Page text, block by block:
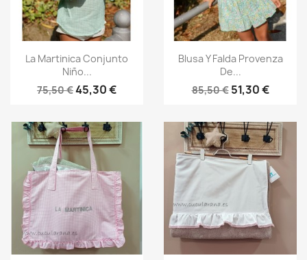
Vista rápida
La Martinica Conjunto
Niño...
75,50 €45,30 €
Vista rápida
Blusa Y Falda Provenza
De...
85,50 € 51,30 €